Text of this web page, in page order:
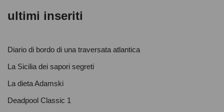
ultimi inseriti
Diario di bordo di una traversata atlantica
La Sicilia dei sapori segreti
La dieta Adamski
Deadpool Classic 1